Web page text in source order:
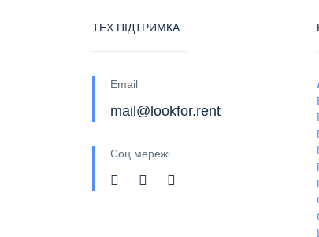
ТЕХ ПІДТРИМКА
Email
mail@lookfor.rent
Соц мережі